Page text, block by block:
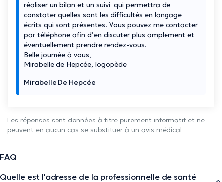
réaliser un bilan et un suivi, qui permettra de
constater quelles sont les difficultés en langage
écrits qui sont présentes. Vous pouvez me contacter
par téléphone afin d’en discuter plus amplement et
éventuellement prendre rendez-vous.
Belle journée à vous,
Mirabelle de Hepcée, logopède
Mirabelle De Hepcée
Les réponses sont données à titre purement informatif et ne
peuvent en aucun cas se substituer à un avis médical
FAQ
Quelle est l'adresse de la professionnelle de santé